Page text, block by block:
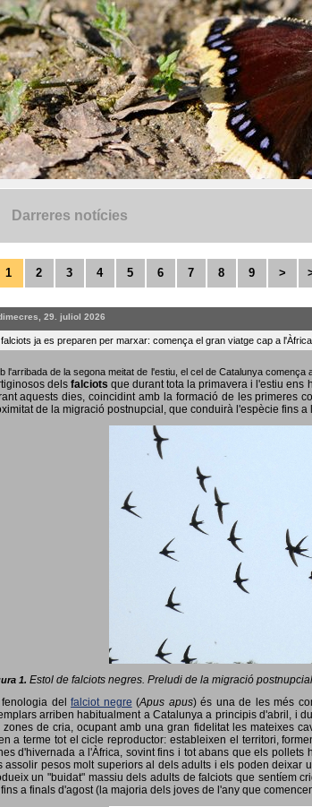
Darreres notícies
1 2 3 4 5 6 7 8 9 >
29. juliol 2026
falciots ja es preparen per marxar: comença el gran viatge cap a l'Àfrica
l'arribada de la segona meitat de l'estiu, el cel de Catalunya
dels falciots que durant tota la primavera i l'estiu ens
aquests dies, coincidint amb la formació de les primeres
de la migració postnupcial, que conduirà l'espècie fins
1. Estol de falciots negres. Preludi de la migració
fenologia delfalciot negre (Apus apus) és una de les més
arriben habitualment a Catalunya a principis d'abril, i
zones de cria, ocupant amb una gran fidelitat les mateixes
a terme tot el cicle reproductor: estableixen el territori,
d'hivernada a l'Àfrica, sovint fins i tot abans que els
assolir pesos molt superiors al dels adults i els poden deixar
un "buidat" massiu dels adults de falciots que sentíem
a finals d'agost (la majoria dels joves de l'any que